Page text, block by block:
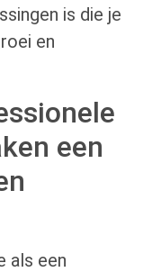
is die je
en
een
als een